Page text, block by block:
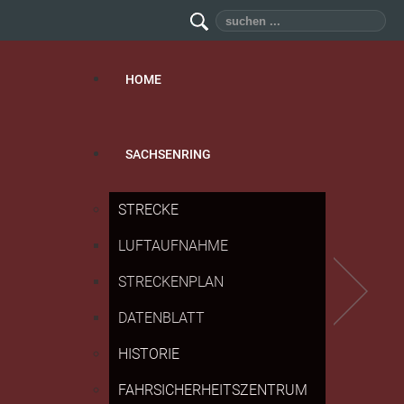
Suchen
HOME
SACHSENRING
STRECKE
LUFTAUFNAHME
STRECKENPLAN
DATENBLATT
HISTORIE
FAHRSICHERHEITSZENTRUM